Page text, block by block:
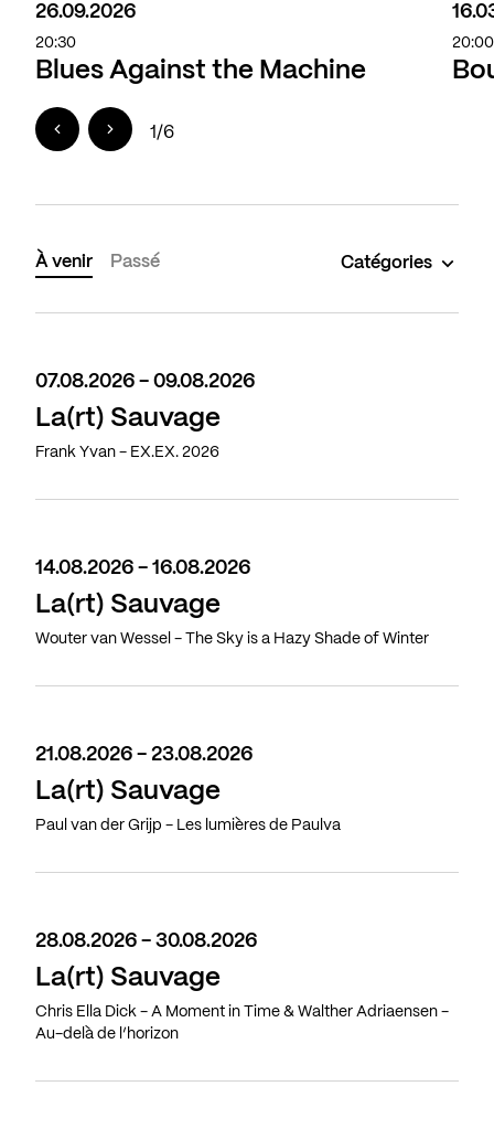
Blues Against the Machine
26.09.2026
20:30 20:00
1/6
À venir Passé Catégories
07.08.2026 - 09.08.2026
La(rt) Sauvage
Frank Yvan - EX.EX. 2026
14.08.2026 - 16.08.2026
La(rt) Sauvage
Wouter van Wessel - The Sky is a Hazy Shade of Winter
21.08.2026 - 23.08.2026
La(rt) Sauvage
Paul van der Grijp - Les lumières de Paulva
28.08.2026 - 30.08.2026
La(rt) Sauvage
Chris Ella Dick - A Moment in Time & Walther Adriaensen -
Au-delà de l’horizon